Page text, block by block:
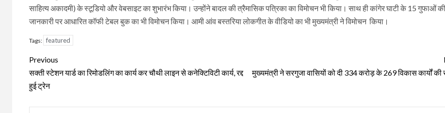
साहित्य अकादमी) के स्टूडियो और वेबसाइट का शुभारंभ किया। उन्होंने बादल की त्रैमासिक पत्रिका का विमोचन भी किया। साथ ही कांगेर घाटी के 15 गुफाओं की
जानकारी पर आधारित कॉफी टेबल बुक का भी विमोचन किया। आमी आंव बस्तरिया लोकगीत के वीडियो का भी मुख्यमंत्री ने विमोचन किया।
Tags: featured
Continue
Reading
Previous
सक्ती स्टेशन यार्ड का रिमोडलिंग का कार्य कर चौथी लाइन से कनेक्टिविटी कार्य, रद्द
हुई ट्रेन
मुख्यमंत्री ने सरगुजा वासियों को दी 334 करोड़ के 269 विकास कार्यों की